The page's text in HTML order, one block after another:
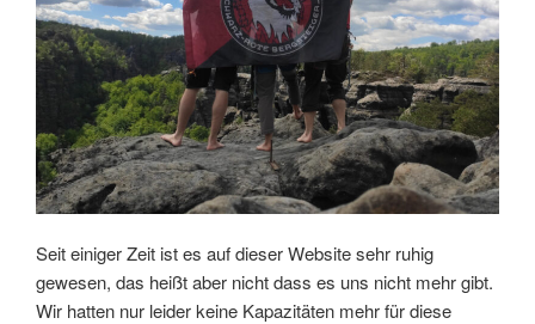
Seit einiger Zeit ist es auf dieser Website sehr ruhig
gewesen, das heißt aber nicht dass es uns nicht mehr gibt.
Wir hatten nur leider keine Kapazitäten mehr für diese